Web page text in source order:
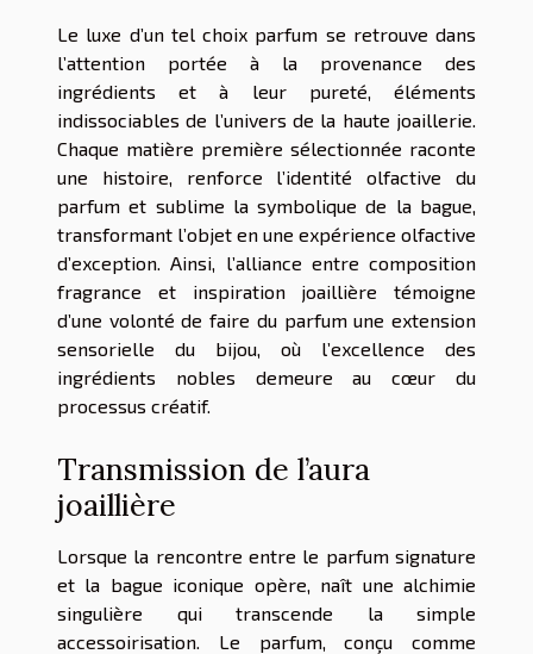
Le luxe d’un tel choix parfum se retrouve dans
l’attention portée à la provenance des
ingrédients et à leur pureté, éléments
indissociables de l’univers de la haute joaillerie.
Chaque matière première sélectionnée raconte
une histoire, renforce l’identité olfactive du
parfum et sublime la symbolique de la bague,
transformant l’objet en une expérience olfactive
d’exception. Ainsi, l’alliance entre composition
fragrance et inspiration joaillière témoigne
d’une volonté de faire du parfum une extension
sensorielle du bijou, où l’excellence des
ingrédients nobles demeure au cœur du
processus créatif.
Transmission de l’aura
joaillière
Lorsque la rencontre entre le parfum signature
et la bague iconique opère, naît une alchimie
singulière qui transcende la simple
accessoirisation. Le parfum, conçu comme